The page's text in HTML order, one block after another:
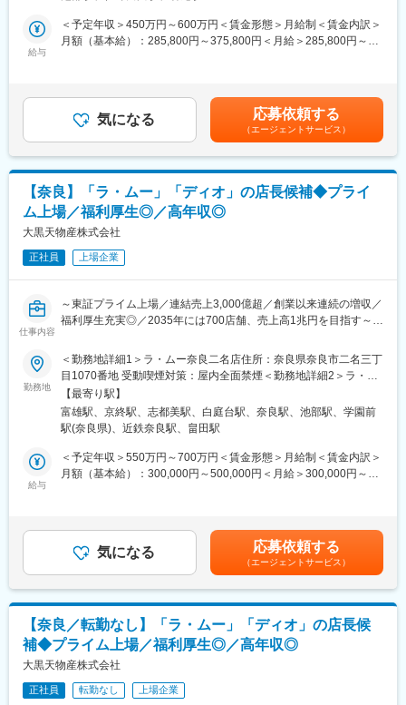
■入社後
上流の設計開発にも携わっていただき、将来的には部門責任者と
・年間休日125日／残業約5H／転勤なしで腰を据えて働くことが
できます。
・離職率は3%であり、転居や定年など、やむを得ない事情で1年
間で1～2名しか退職しない心理的安全性が高い職場です。
・1年に1～2回、展示会や顧客サポートのために1泊or日帰りの出
張の可能性あり。
▼弊社HPもぜひご覧ください▼
https://www.os-engines.co.jp/product/index.html
開。社会的信頼のあるグループ基盤と世界ネットワークで安定成
長を実現しています。
産価値最大化に貢献します。営業経験を活かし、関係構築・交渉
力が発揮できる環境です。
・既存顧客および紹介案件対応（新規開拓なし）
・見積提案、条件交渉、契約締結
・引取や納車スケジュール調整
■業務の特徴：
・既存中心の営業スタイルで顧客との長期関係構築が重要です。
海外販路を活かした価格提案が可能なため、営業としての価値提
供力を高められる点が特徴です。
・営業先は運送会社、車両管理担当部門で基本法人顧客となりま
す。
・担当エリア：中部・関西以西の西日本
・外勤：７割程度
■入社後の流れ：
まずは先輩社員からOJT方式で業務を学んでいただきます。車両
査定、営業経験の無い方でもしっかり丁寧に指導いたしますので
■働き方：
■当社の魅力：
＜やりがいのある仕事＞
コアビジネスとなる中古トラック事業は、国内のみならず発展途
上である海外諸国へも輸出しています。海外での事業を成立させ
る事はいろんな苦労がありますが、全社員の力でそのニーズに応
える事ができる毎日にやりがいを感じられます。
＜成長できる環境＞
営業経験がない方でも先輩社員が並走しながらOJTを行います。
コミュニケーションの取りやすい職場で、また会社設立からも日
給与
＜予定年収＞450万円～600万円＜賃金形態＞月給制＜賃金内訳＞
月額（基本給）：285,800円～375,800円＜月給＞285,800円～
気になる 応募依頼する
（エージェントサービス）
【奈良】「ラ・ムー」「ディオ」の店長候補◆プライ
ム上場／福利厚生◎／高年収◎
大黒天物産株式会社
正社員 上場企業
仕事内容
～東証プライム上場／連結売上3,000億超／創業以来連続の増収／
福利厚生充実◎／2035年には700店舗、売上高1兆円を目指す～
■業務内容：
同社が運営するメガ・ディスカウントストア「ラ・ムー」やスー
パーディスカウントストア「ディオ」の店舗スタッフとしての業
務をお任せします。上記店舗は現在全国233店舗以上に拡大中。
業界トップクラスの成長率を誇る好調企業で、店舗の繁栄にご活
躍いただける方を募集します！
■業務詳細：
・店舗メンバー（パート・アルバイト）の労務管理ほか
メンバーの場合は店舗スタッフ、店長補佐から始まり、入社後3ヶ
月で店長、店長経験後にバイヤー・SV・店舗開発などのキャリア
パスをご用意しています。将来キャリアとしては本社、本部など
の管理部門などへの異動もチャレンジ可能です。
■店舗毎の組織構成：
勤務地
＜勤務地詳細1＞ラ・ムー奈良二名店住所：奈良県奈良市二名三丁
目1070番地 受動喫煙対策：屋内全面禁煙＜勤務地詳細2＞ラ・ム
ー京終店住所：奈良県奈良市南京終町710番地の1 受動喫煙対策：
屋内全面禁煙＜勤務地詳細3＞ディオ上牧店住所：奈良県北葛城郡
上牧町上牧2185番地 受動喫煙対策：屋内全面禁煙変更の範囲：会
【最寄り駅】
富雄駅、京終駅、志都美駅、白庭台駅、奈良駅、池部駅、学園前
駅(奈良県)、近鉄奈良駅、畠田駅
給与
＜予定年収＞550万円～700万円＜賃金形態＞月給制＜賃金内訳＞
月額（基本給）：300,000円～500,000円＜月給＞300,000円～
す。月給(月額)は固定手当を含めた表記です。
気になる 応募依頼する
（エージェントサービス）
【奈良／転勤なし】「ラ・ムー」「ディオ」の店長候
補◆プライム上場／福利厚生◎／高年収◎
大黒天物産株式会社
正社員 転勤なし 上場企業